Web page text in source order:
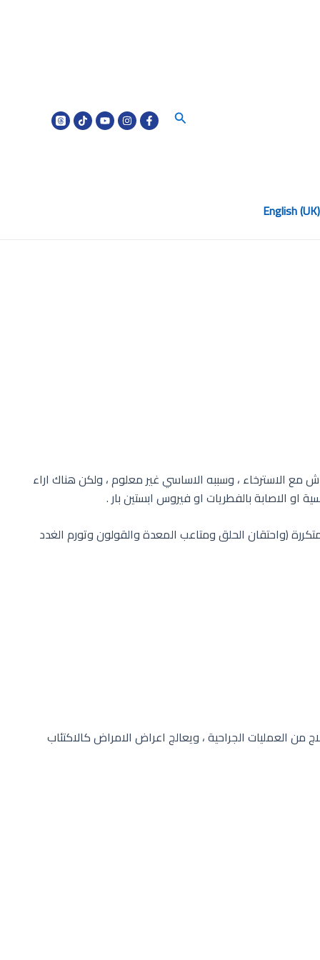
English (UK)
البحث
مع الاسترخاء ، وسببه الاساسي غير معلوم ، ولكن هناك اراء
الاصابة بالفطريات او فيروس ابستين بار .
(واحتقان الحلق ومتاعب المعدة والقولون وتورم الغدد
العمليات الجراحية ، ويعالج اعراض الامراض كالاكتئاب